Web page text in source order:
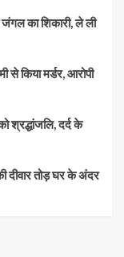
का शिकारी, ले ली
से किया मर्डर, आरोपी
श्रद्धांजलि, दर्द के
तोड़ घर के अंदर